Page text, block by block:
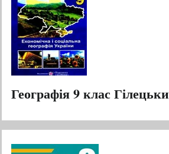
Географія 9 клас